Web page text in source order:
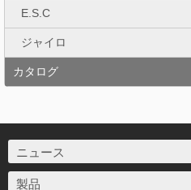
E.S.C
ジャイロ
カタログ
ニュース
製品